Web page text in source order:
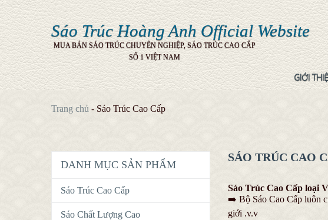
Sáo Trúc Hoàng Anh Official Website
MUA BÁN SÁO TRÚC CHUYÊN NGHIỆP, SÁO TRÚC CAO CẤP
SỐ 1 VIỆT NAM
GIỚI
Trang chủ - Sáo Trúc Cao Cấp
SÁO TRÚC CAO
Sáo TrúcCao Cấp loại
➡️ Bộ Sáo Cao Cấp luôn
giới .v.v
DANH MỤC SẢN PHẨM
Sáo Trúc Cao Cấp
Sáo Chất Lượng Cao